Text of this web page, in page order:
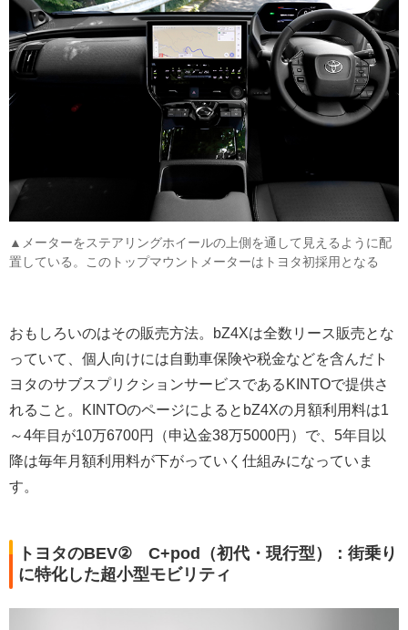
▲メーターをステアリングホイールの上側を通して見えるように配
置している。このトップマウントメーターはトヨタ初採用となる
おもしろいのはその販売方法。bZ4Xは全数リース販売とな
っていて、個人向けには自動車保険や税金などを含んだト
ヨタのサブスプリクションサービスであるKINTOで提供さ
れること。KINTOのページによるとbZ4Xの月額利用料は1
～4年目が10万6700円（申込金38万5000円）で、5年目以
降は毎年月額利用料が下がっていく仕組みになっていま
す。
トヨタのBEV② C+pod（初代・現行型）：街乗り
に特化した超小型モビリティ